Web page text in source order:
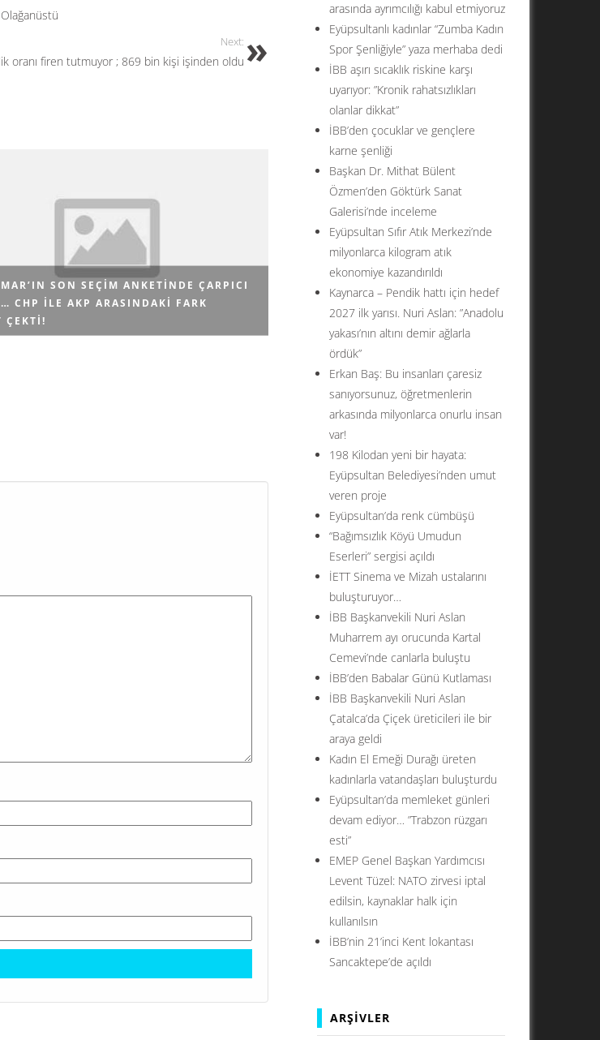
Olağanüstü
Next:
oranı firen tutmuyor ; 869 bin kişi işinden oldu
SON SEÇIM ANKETINDE ÇARPICI
CHP ILE AKP ARASINDAKI FARK
ÇEKTI!
arasında ayrımcılığı kabul etmiyoruz
Eyüpsultanlı kadınlar “Zumba Kadın
Spor Şenliğiyle” yaza merhaba dedi
İBB aşırı sıcaklık riskine karşı
uyarıyor: ”Kronik rahatsızlıkları
olanlar dikkat”
İBB’den çocuklar ve gençlere
karne şenliği
Başkan Dr. Mithat Bülent
Özmen’den Göktürk Sanat
Galerisi’nde inceleme
Eyüpsultan Sıfır Atık Merkezi’nde
milyonlarca kilogram atık
ekonomiye kazandırıldı
Kaynarca – Pendik hattı için hedef
2027 ilk yarısı. Nuri Aslan: ”Anadolu
yakası’nın altını demir ağlarla
ördük”
Erkan Baş: Bu insanları çaresiz
sanıyorsunuz, öğretmenlerin
arkasında milyonlarca onurlu insan
var!
198 Kilodan yeni bir hayata:
Eyüpsultan Belediyesi’nden umut
veren proje
Eyüpsultan’da renk cümbüşü
“Bağımsızlık Köyü Umudun
Eserleri” sergisi açıldı
İETT Sinema ve Mizah ustalarını
buluşturuyor…
İBB Başkanvekili Nuri Aslan
Muharrem ayı orucunda Kartal
Cemevi’nde canlarla buluştu
İBB’den Babalar Günü Kutlaması
İBB Başkanvekili Nuri Aslan
Çatalca’da Çiçek üreticileri ile bir
araya geldi
Kadın El Emeği Durağı üreten
kadınlarla vatandaşları buluşturdu
Eyüpsultan’da memleket günleri
devam ediyor… ”Trabzon rüzgarı
esti”
EMEP Genel Başkan Yardımcısı
Levent Tüzel: NATO zirvesi iptal
edilsin, kaynaklar halk için
kullanılsın
İBB’nin 21’inci Kent lokantası
Sancaktepe’de açıldı
ARŞIVLER